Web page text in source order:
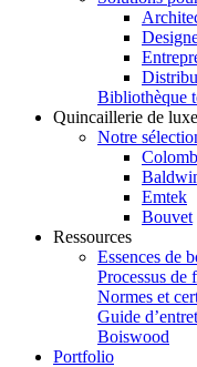
Bibliothèque
Quincaillerie de luxe
Notre
Emtek
Bouvet
Ressources
Essences de
Processus de
Normes et
Guide
Boiswood
Portfolio